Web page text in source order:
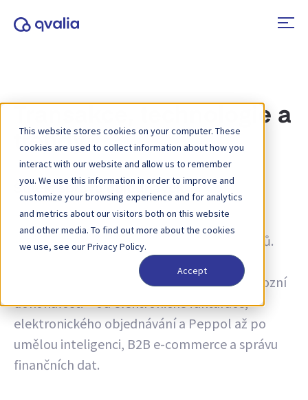
This website stores cookies on your computer. These
cookies are used to collect information about how you
interact with our website and allow us to remember
you. We use this information in order to improve and
customize your browsing experience and for analytics
and metrics about our visitors both on this website
and other media. To find out more about the cookies
we use, see our Privacy Policy.
Accept
Transakce, technologie a
trendy
Štítek:
Informace o transakcích, technologiích a
trendech a novinky o aktualizacích produktů.
Zjistěte více o tom, jak zlepšit procesy a jak
využívat transakční data pro dosažení provozní
dokonalosti – od elektronické fakturace,
elektronického objednávání a Peppol až po
umělou inteligenci, B2B e-commerce a správu
finančních dat.